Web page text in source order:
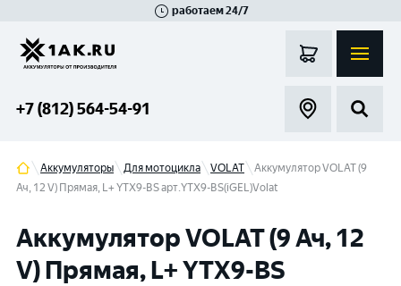
работаем 24/7
+7 (812) 564-54-91
Аккумуляторы Для мотоцикла VOLAT
Аккумулятор VOLAT (9
Ач, 12 V) Прямая, L+ YTX9-BS арт.YTX9-BS(iGEL)Volat
Аккумулятор VOLAT (9 Ач, 12
V) Прямая, L+ YTX9-BS
Гатчина